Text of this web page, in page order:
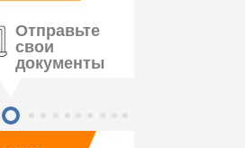
Отправьте
свои
документы